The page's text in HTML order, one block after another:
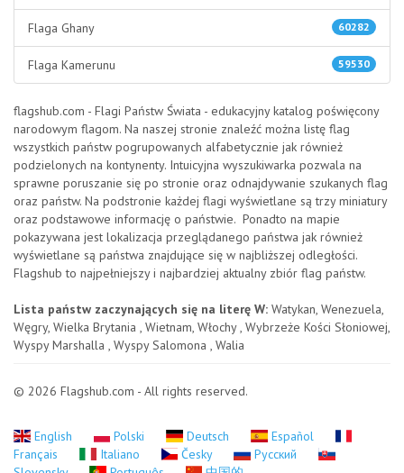
60282
Flaga Ghany
59530
Flaga Kamerunu
flagshub.com - Flagi Państw Świata - edukacyjny katalog poświęcony
narodowym flagom. Na naszej stronie znaleźć można listę flag
wszystkich państw pogrupowanych alfabetycznie jak również
podzielonych na kontynenty. Intuicyjna wyszukiwarka pozwala na
sprawne poruszanie się po stronie oraz odnajdywanie szukanych flag
oraz państw. Na podstronie każdej flagi wyświetlane są trzy miniatury
oraz podstawowe informację o państwie. Ponadto na mapie
pokazywana jest lokalizacja przeglądanego państwa jak również
wyświetlane są państwa znajdujące się w najbliższej odległości.
Flagshub to najpełniejszy i najbardziej aktualny zbiór flag państw.
Lista państw zaczynających się na literę W: Watykan, Wenezuela,
Węgry, Wielka Brytania , Wietnam, Włochy , Wybrzeże Kości Słoniowej,
Wyspy Marshalla , Wyspy Salomona , Walia
© 2026 Flagshub.com - All rights reserved.
English Polski Deutsch
Español
Français
Italiano Česky
Русский